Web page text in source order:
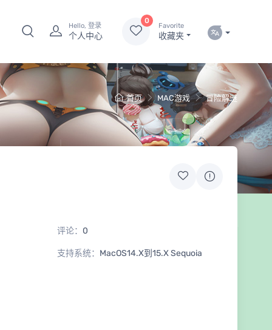
Hello, 登录
个人中心
0
Favorite
收藏夹
首页 MAC游戏 冒险解谜
评论： 0
支持系统： MacOS14.X到15.X Sequoia